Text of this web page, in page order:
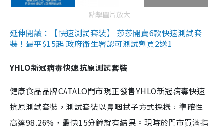
點擊圖片放大
延伸閱讀：【快速測試套裝】 莎莎開賣6款快速測試套
裝！最平$15起 政府衛生署認可測試劑買2送1
YHLO新冠病毒快速抗原測試套裝
健康食品品牌CATALO門市現正發售YHLO新冠病毒快速
抗原測試套裝，測試套裝以鼻咽拭子方式採樣，準確性
高達98.26%，最快15分鐘就有結果。現時於門市買滿指